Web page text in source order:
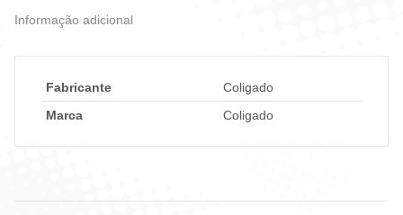
Informação adicional
Fabricante
Coligado
Marca
Coligado